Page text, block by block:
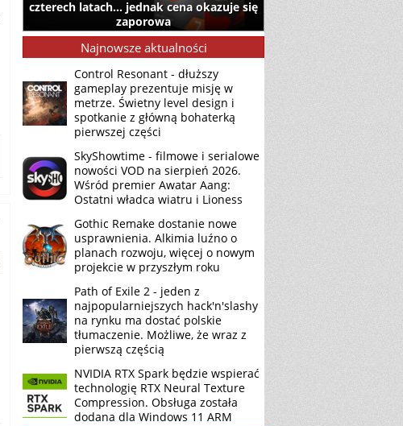
czterech latach... jednak cena okazuje się
zaporowa
Najnowsze aktualności
Control Resonant - dłuższy
gameplay prezentuje misję w
metrze. Świetny level design i
spotkanie z główną bohaterką
pierwszej części
SkyShowtime - filmowe i serialowe
nowości VOD na sierpień 2026.
Wśród premier Awatar Aang:
Ostatni władca wiatru i Lioness
Gothic Remake dostanie nowe
usprawnienia. Alkimia luźno o
planach rozwoju, więcej o nowym
projekcie w przyszłym roku
Path of Exile 2 - jeden z
najpopularniejszych hack'n'slashy
na rynku ma dostać polskie
tłumaczenie. Możliwe, że wraz z
pierwszą częścią
NVIDIA RTX Spark będzie wspierać
technologię RTX Neural Texture
Compression. Obsługa została
dodana dla Windows 11 ARM